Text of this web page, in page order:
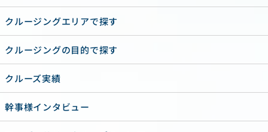
クルージングエリアで探す
クルージングの目的で探す
クルーズ実績
幹事様インタビュー